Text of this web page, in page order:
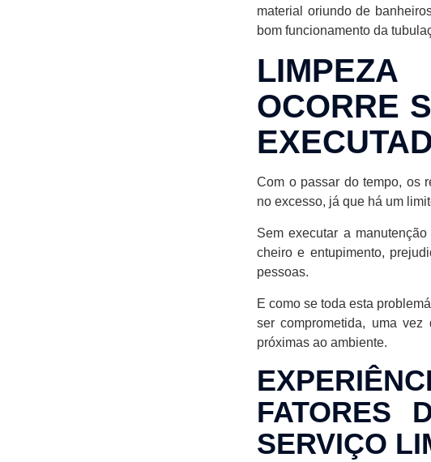
material oriundo de
bom funcionamento da
OCORRE
Com o passar do tempo, os
no excesso, já que há um
Sem executar a
cheiro e entupimento,
pessoas.
E como se toda esta
ser comprometida, uma
próximas ao ambiente.
FATORES
SERVIÇO